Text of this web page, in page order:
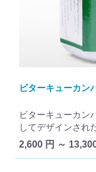
ビターキューカン
ビターキューカン
してデザインされ
2,600 円 ～